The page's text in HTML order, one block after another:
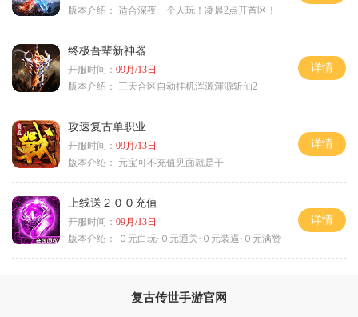
版本介绍： 适合深夜一个人玩！凌晨2点开首区！
终极吾辈新神器
开服时间： 09月/13日
版本介绍：
三天合区自动挂机浑源渾源斩仙2
详情
攻速复古单职业
开服时间： 09月/13日
版本介绍：
元宝可不充值见面就是干
详情
上线送２００充值
开服时间： 09月/13日
版本介绍：
０元白玩·０元通关·０元装逼·０元满赞
详情
复古传世手游官网